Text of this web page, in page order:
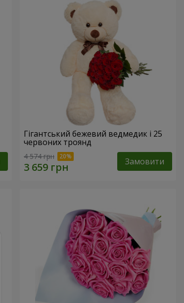
Гігантський бежевий ведмедик і 25
червоних троянд
4 574 грн Замовити